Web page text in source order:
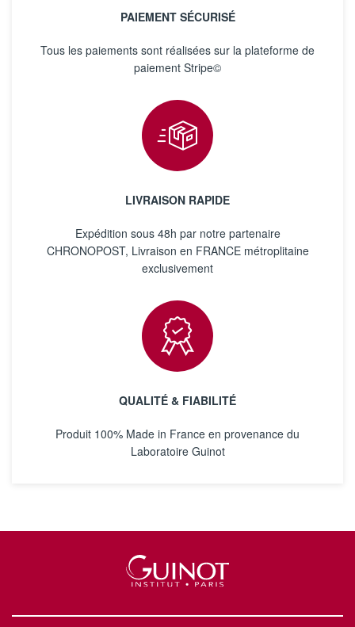
PAIEMENT SÉCURISÉ
Tous les paiements sont réalisées sur la plateforme de
paiement Stripe©
LIVRAISON RAPIDE
Expédition sous 48h par notre partenaire
CHRONOPOST, Livraison en FRANCE métroplitaine
exclusivement
QUALITÉ & FIABILITÉ
Produit 100% Made in France en provenance du
Laboratoire Guinot